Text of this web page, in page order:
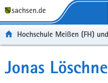
Portalübergreifende
Hochschule Meißen (FH)
Jonas